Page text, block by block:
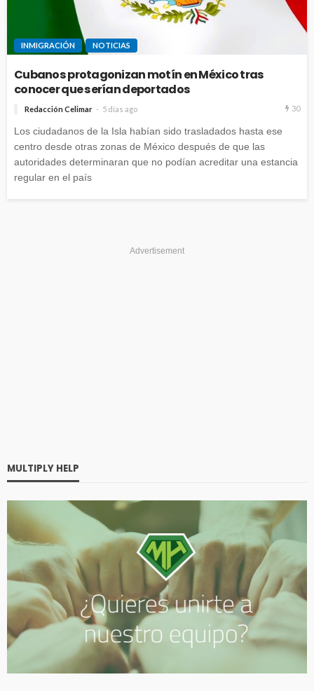
INMIGRACIÓN NOTICIAS
Cubanos protagonizan motín en México tras
conocer que serían deportados
Redacción Celimar 5 días ago 30
Los ciudadanos de la Isla habían sido trasladados hasta ese
centro desde otras zonas de México después de que las
autoridades determinaran que no podían acreditar una estancia
regular en el país
Advertisement
MULTIPLY HELP